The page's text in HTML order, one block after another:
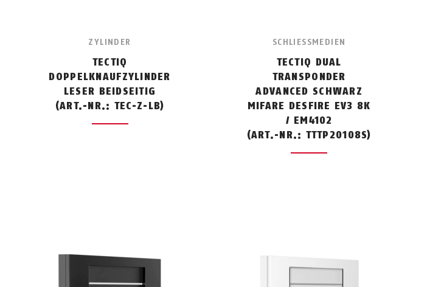
ZYLINDER
TECTIQ
DOPPELKNAUFZYLINDER
LESER BEIDSEITIG
(ART.-NR.: TEC-Z-LB)
SCHLIESSMEDIEN
TECTIQ DUAL
TRANSPONDER
ADVANCED SCHWARZ
MIFARE DESFIRE EV3 8K
/ EM4102
(ART.-NR.: TTTP20108S)